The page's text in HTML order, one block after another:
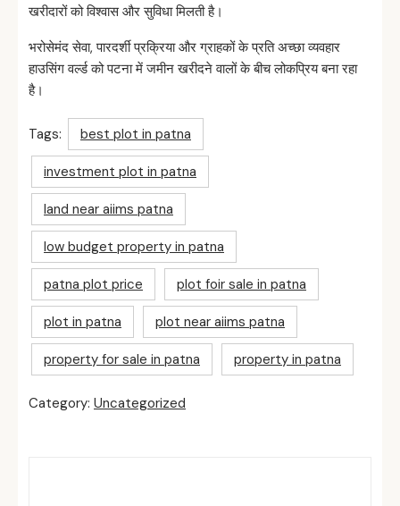
खरीदारों को विश्वास और सुविधा मिलती है।
भरोसेमंद सेवा, पारदर्शी प्रक्रिया और ग्राहकों के प्रति अच्छा व्यवहार
हाउसिंग वर्ल्ड को पटना में जमीन खरीदने वालों के बीच लोकप्रिय बना रहा
है।
Tags: best plot in patna
investment plot in patna
land near aiims patna
low budget property in patna
patna plot price plot foir sale in patna
plot in patna plot near aiims patna
property for sale in patna property in patna
Category: Uncategorized